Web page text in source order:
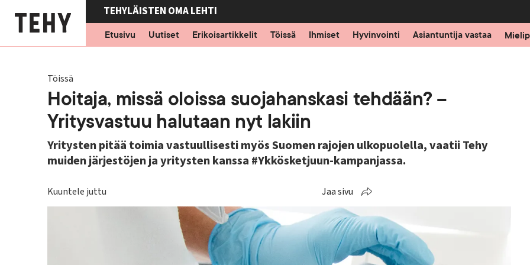
pääsisältöön
TEHYLÄISTEN OMA LEHTI
Etusivu
Uutiset Erikoisartikkelit Töissä Ihmiset Hyvinvointi Asiantuntija vastaa
Töissä
Hoitaja, missä oloissa suojahanskasi tehdään? –
Yritysvastuu halutaan nyt lakiin
Yritysten pitää toimia vastuullisesti myös Suomen rajojen ulkopuolella, vaatii Tehy
muiden järjestöjen ja yritysten kanssa #Ykkösketjuun-kampanjassa.
Kuuntele juttu Jaa sivu